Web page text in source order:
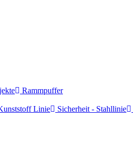
Rammpuffer
Linie Sicherheit - Stahllinie